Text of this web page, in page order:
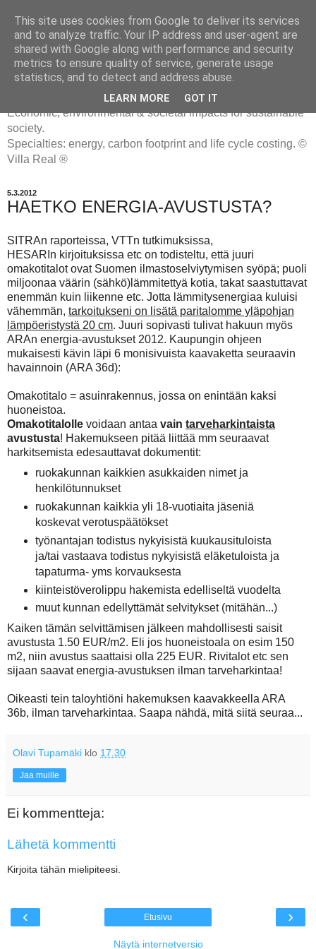
ENERGIATYHMYRIT
Economic, environmental & societal impacts for sustainable
society.
Specialties: energy, carbon footprint and life cycle costing. ©
Villa Real ®
5.3.2012
HAETKO ENERGIA-AVUSTUSTA?
SITRAn raporteissa, VTTn tutkimuksissa,
HESARIn kirjoituksissa etc on todisteltu, että juuri
omakotitalot ovat Suomen ilmastoselviytymisen syöpä; puoli
miljoonaa väärin (sähkö)lämmitettyä kotia, takat saastuttavat
enemmän kuin liikenne etc. Jotta lämmitysenergiaa kuluisi
vähemmän, tarkoitukseni on lisätä paritalomme yläpohjan
lämpöeristystä 20 cm. Juuri sopivasti tulivat hakuun myös
ARAn energia-avustukset 2012. Kaupungin ohjeen
mukaisesti kävin läpi 6 monisivuista kaavaketta seuraavin
havainnoin (ARA 36d):
Omakotitalo = asuinrakennus, jossa on enintään kaksi
huoneistoa.
Omakotitalolle voidaan antaa vain tarveharkintaista
avustusta! Hakemukseen pitää liittää mm seuraavat
harkitsemista edesauttavat dokumentit:
ruokakunnan kaikkien asukkaiden nimet ja
henkilötunnukset
ruokakunnan kaikkia yli 18-vuotiaita jäseniä
koskevat verotuspäätökset
työnantajan todistus nykyisistä kuukausituloista
ja/tai vastaava todistus nykyisistä eläketuloista ja
tapaturma- yms korvauksesta
kiinteistöverolippu hakemista edelliseltä vuodelta
muut kunnan edellyttämät selvitykset (mitähän...)
Kaiken tämän selvittämisen jälkeen mahdollisesti saisit
avustusta 1.50 EUR/m2. Eli jos huoneistoala on esim 150
m2, niin avustus saattaisi olla 225 EUR. Rivitalot etc sen
sijaan saavat energia-avustuksen ilman tarveharkintaa!
Oikeasti tein taloyhtiöni hakemuksen kaavakkeella ARA
36b, ilman tarveharkintaa. Saapa nähdä, mitä siitä seuraa...
Olavi Tupamäki klo 17.30
Jaa muille
Ei kommentteja:
Lähetä kommentti
Kirjoita tähän mielipiteesi.
‹ ›
Etusivu
Näytä internetversio
This site uses cookies from Google to deliver its services
and to analyze traffic. Your IP address and user-agent are
shared with Google along with performance and security
metrics to ensure quality of service, generate usage
statistics, and to detect and address abuse.
LEARN MORE GOT IT